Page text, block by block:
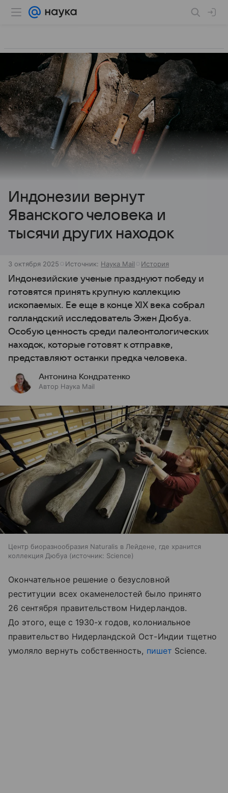
Индонезии вернут
Яванского человека и
тысячи других находок
3 октября 2025 Источник: Наука Mail История
Индонезийские ученые празднуют победу и
готовятся принять крупную коллекцию
ископаемых. Ее еще в конце XIX века собрал
голландский исследователь Эжен Дюбуа.
Особую ценность среди палеонтологических
находок, которые готовят к отправке,
представляют останки предка человека.
Антонина Кондратенко
Автор Наука Mail
Центр биоразнообразия Naturalis в Лейдене, где хранится
коллекция Дюбуа
источник: Science
Окончательное решение о безусловной
реституции всех окаменелостей было принято
26 сентября правительством Нидерландов.
До этого, еще с 1930-х годов, колониальное
правительство Нидерландской Ост-Индии тщетно
умоляло вернуть собственность, пишет Science.